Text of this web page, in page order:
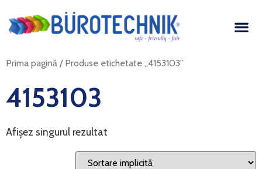
Prima pagină / Produse etichetate „4153103”
4153103
Afișez singurul rezultat